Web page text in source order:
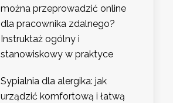
można przeprowadzić online
dla pracownika zdalnego?
Instruktaż ogólny i
stanowiskowy w praktyce
Sypialnia dla alergika: jak
urządzić komfortową i łatwą